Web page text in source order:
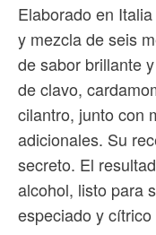
Elaborado en
y mezcla de seis
de sabor brillante
de clavo,
cilantro, junto con
adicionales. Su
secreto. El
alcohol, listo para
especiado y